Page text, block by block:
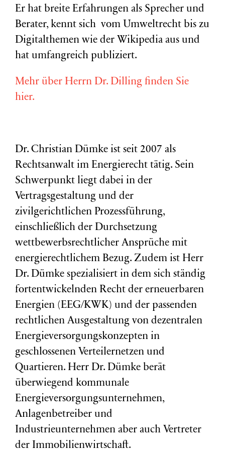
Er hat breite Erfahrungen als Sprecher und
Berater, kennt sich vom Umweltrecht bis zu
Digitalthemen wie der Wikipedia aus und
hat umfangreich publiziert.
Mehr über Herrn Dr. Dilling finden Sie
hier.
Dr. Christian Dümke ist seit 2007 als
Rechtsanwalt im Energierecht tätig. Sein
Schwerpunkt liegt dabei in der
Vertragsgestaltung und der
zivilgerichtlichen Prozessführung,
einschließlich der Durchsetzung
wettbewerbsrechtlicher Ansprüche mit
energierechtlichem Bezug. Zudem ist Herr
Dr. Dümke spezialisiert in dem sich ständig
fortentwickelnden Recht der erneuerbaren
Energien (EEG/KWK) und der passenden
rechtlichen Ausgestaltung von dezentralen
Energieversorgungskonzepten in
geschlossenen Verteilernetzen und
Quartieren. Herr Dr. Dümke berät
überwiegend kommunale
Energieversorgungsunternehmen,
Anlagenbetreiber und
Industrieunternehmen aber auch Vertreter
der Immobilienwirtschaft.